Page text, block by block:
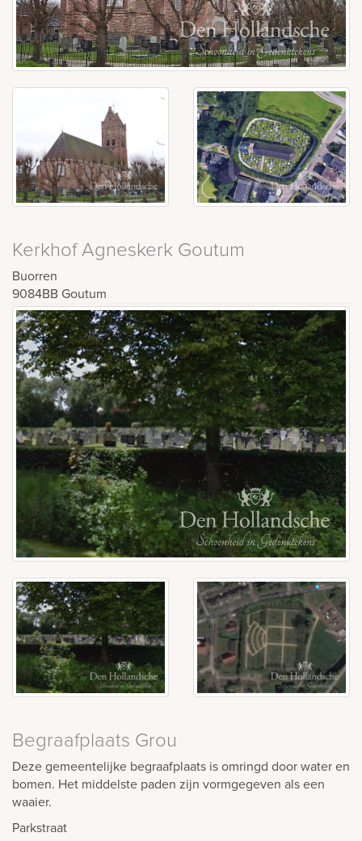
Kerkhof Agneskerk Goutum
Buorren
9084BB Goutum
Begraafplaats Grou
Deze gemeentelijke begraafplaats is omringd door water en
bomen. Het middelste paden zijn vormgegeven als een
waaier.
Parkstraat